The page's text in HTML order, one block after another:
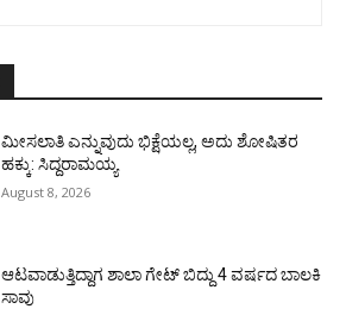
ಮೀಸಲಾತಿ ಎನ್ನುವುದು ಭಿಕ್ಷೆಯಲ್ಲ, ಅದು ಶೋಷಿತರ
ಹಕ್ಕು: ಸಿದ್ದರಾಮಯ್ಯ
August 8, 2026
ಆಟವಾಡುತ್ತಿದ್ದಾಗ ಶಾಲಾ ಗೇಟ್‌ ಬಿದ್ದು 4 ವರ್ಷದ ಬಾಲಕಿ
ಸಾವು